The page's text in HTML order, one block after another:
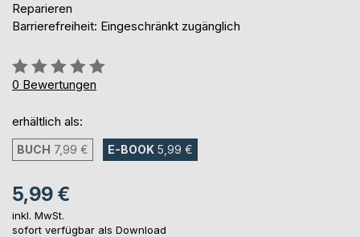
Reparieren
Barrierefreiheit: Eingeschränkt zugänglich
Bewertung::
0%
0 Bewertungen
erhältlich als:
BUCH 7,99 € E-BOOK 5,99 €
5,99 €
inkl. MwSt.
sofort verfügbar als Download